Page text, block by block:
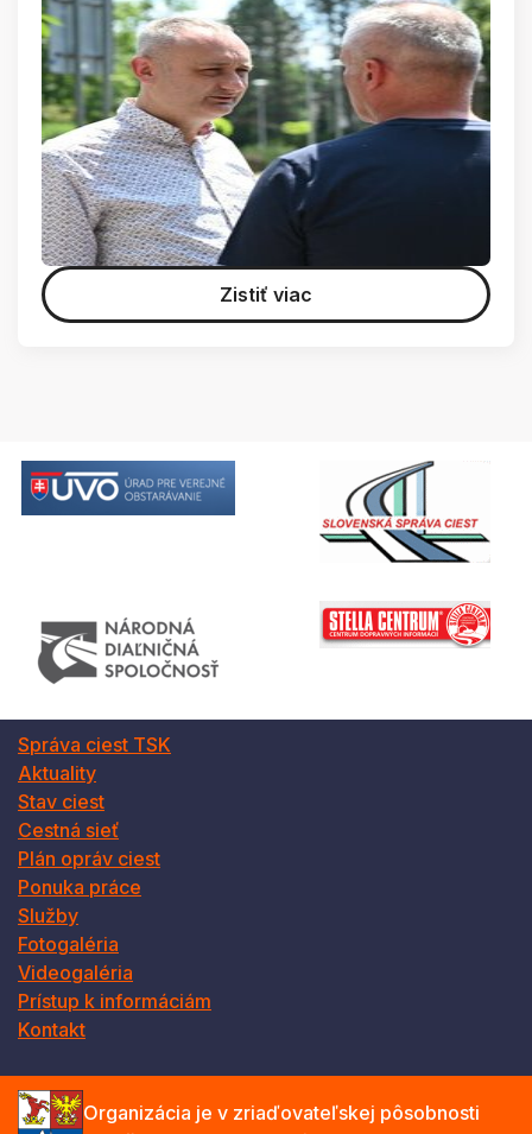
Zistiť viac
Správa ciest TSK
Aktuality
Stav ciest
Cestná sieť
Plán opráv ciest
Ponuka práce
Služby
Fotogaléria
Videogaléria
Prístup k informáciám
Kontakt
Organizácia je v zriaďovateľskej pôsobnosti